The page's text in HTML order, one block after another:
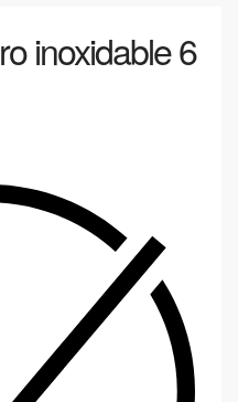
inoxidable 6